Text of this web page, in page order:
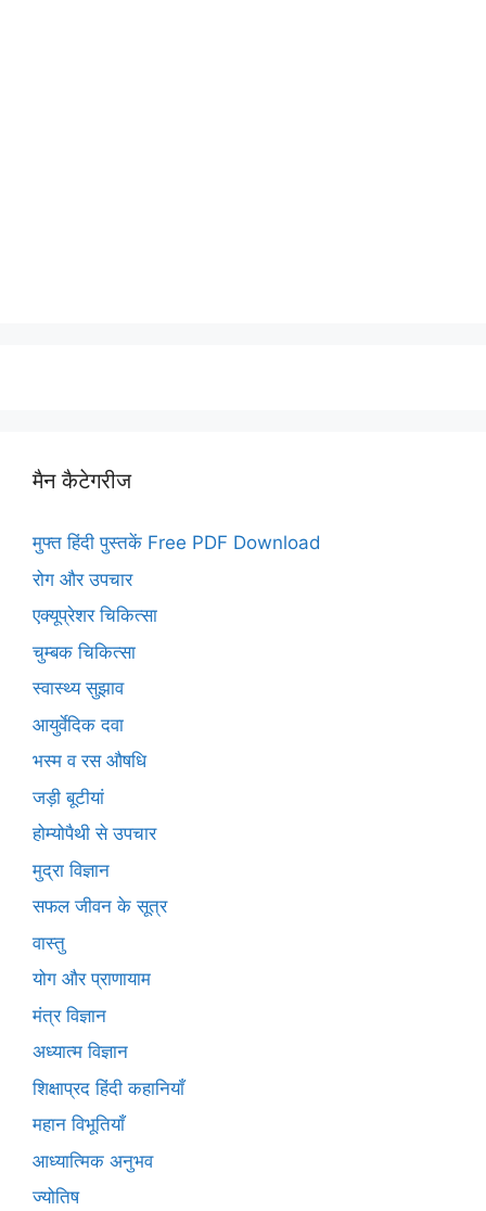
मैन कैटेगरीज
मुफ्त हिंदी पुस्तकें Free PDF Download
रोग और उपचार
एक्यूप्रेशर चिकित्सा
चुम्बक चिकित्सा
स्वास्थ्य सुझाव
आयुर्वेदिक दवा
भस्म व रस औषधि
जड़ी बूटीयां
होम्योपैथी से उपचार
मुद्रा विज्ञान
सफल जीवन के सूत्र
वास्तु
योग और प्राणायाम
मंत्र विज्ञान
अध्यात्म विज्ञान
शिक्षाप्रद हिंदी कहानियाँ
महान विभूतियाँ
आध्यात्मिक अनुभव
ज्योतिष